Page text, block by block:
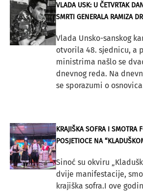
VLADA USK: U ČETVRTAK
SMRTI GENERALA RAMIZA
Vlada Unsko-sanskog
otvorila 48. sjednicu, a
ministrima našlo se
dnevnog reda. Na
se sporazumi o
KRAJIŠKA SOFRA I SMOTRA
POSJETIOCE NA
Sinoć su okviru
dvije manifestacije,
krajiška sofra.I ove